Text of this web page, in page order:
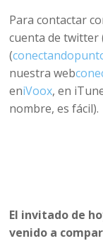
Para contactar
cuenta de twitter
(
nuestra web
eniVoox, en
nombre, es fácil).
El invitado de
venido a